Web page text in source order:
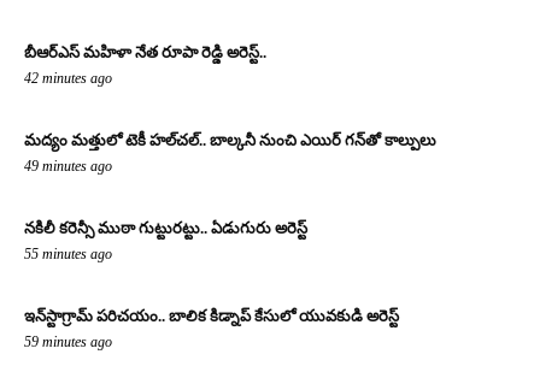
బీఆర్ఎస్ మహిళా నేత రూపా రెడ్డి అరెస్ట్..
42 minutes ago
మద్యం మత్తులో టెకీ హల్‌చల్.. బాల్కనీ నుంచి ఎయిర్ గన్‌తో కాల్పులు
49 minutes ago
నకిలీ కరెన్సీ ముఠా గుట్టురట్టు.. ఏడుగురు అరెస్ట్
55 minutes ago
ఇన్‌స్టాగ్రామ్ పరిచయం.. బాలిక కిడ్నాప్ కేసులో యువకుడి అరెస్ట్
59 minutes ago